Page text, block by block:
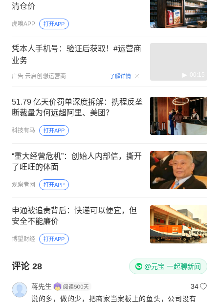
清仓价
虎嗅APP 打开APP
凭本人手机号：验证后获取！#运营商
业务
广告 云启创想运营商 了解详情 00:15
51.79 亿天价罚单深度拆解：携程反垄
断裁量为何远超阿里、美团？
科技有马 打开APP
“重大经营危机”：创始人内部信，撕开
了旺旺的体面
观察者网 打开APP
申通被追责背后：快递可以便宜，但
安全不能廉价
博望财经 打开APP
评论 28 @元宝 一起聊新闻
蒋先生
34
说的多，做的少，把商家当案板上的鱼头，公司没有